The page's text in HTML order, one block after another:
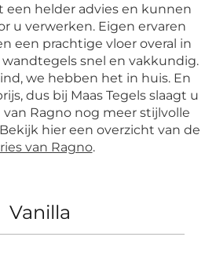
een helder advies en kunnen
u verwerken. Eigen ervaren
een prachtige vloer overal in
snel en vakkundig.
we hebben het in huis. En
dus bij Maas Tegels slaagt u
Ragno nog meer stijlvolle
hier een overzicht van de
van Ragno.
Vanilla